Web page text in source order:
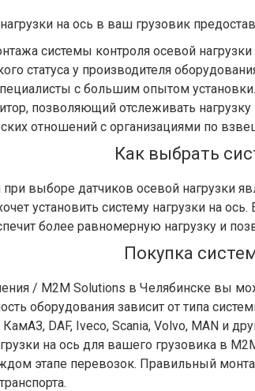
на ось в ваш грузовик
системы контроля осевой
статуса у производителя
с большим опытом установки.
позволяющий отслеживать нагрузку
отношений с организациями по
Как выбрать
выборе датчиков осевой нагрузки
установить систему нагрузки на
более равномерную нагрузку и
Покупка
/ M2M Solutions в Челябинске вы
оборудования зависит от типа
DAF, Iveco, Scania, Volvo, MAN и
на ось для вашего грузовика в
этапе перевозок. Правильный